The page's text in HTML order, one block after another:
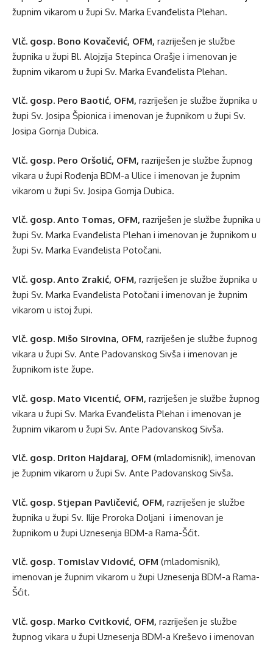
župnim vikarom u župi Sv. Marka Evanđelista Plehan.
Vlč. gosp. Bono Kovačević, OFM, razriješen je službe
župnika u župi Bl. Alojzija Stepinca Orašje i imenovan je
župnim vikarom u župi Sv. Marka Evanđelista Plehan.
Vlč. gosp. Pero Baotić, OFM, razriješen je službe župnika u
župi Sv. Josipa Špionica i imenovan je župnikom u župi Sv.
Josipa Gornja Dubica.
Vlč. gosp. Pero Oršolić, OFM, razriješen je službe župnog
vikara u župi Rođenja BDM-a Ulice i imenovan je župnim
vikarom u župi Sv. Josipa Gornja Dubica.
Vlč. gosp. Anto Tomas, OFM, razriješen je službe župnika u
župi Sv. Marka Evanđelista Plehan i imenovan je župnikom u
župi Sv. Marka Evanđelista Potočani.
Vlč. gosp. Anto Zrakić, OFM, razriješen je službe župnika u
župi Sv. Marka Evanđelista Potočani i imenovan je župnim
vikarom u istoj župi.
Vlč. gosp. Mišo Sirovina, OFM, razriješen je službe župnog
vikara u župi Sv. Ante Padovanskog Sivša i imenovan je
župnikom iste župe.
Vlč. gosp. Mato Vicentić, OFM, razriješen je službe župnog
vikara u župi Sv. Marka Evanđelista Plehan i imenovan je
župnim vikarom u župi Sv. Ante Padovanskog Sivša.
Vlč. gosp. Driton Hajdaraj, OFM (mladomisnik), imenovan
je župnim vikarom u župi Sv. Ante Padovanskog Sivša.
Vlč. gosp. Stjepan Pavličević, OFM, razriješen je službe
župnika u župi Sv. Ilije Proroka Doljani i imenovan je
župnikom u župi Uznesenja BDM-a Rama-Šćit.
Vlč. gosp. Tomislav Vidović, OFM (mladomisnik),
imenovan je župnim vikarom u župi Uznesenja BDM-a Rama-
Šćit.
Vlč. gosp. Marko Cvitković, OFM, razriješen je službe
župnog vikara u župi Uznesenja BDM-a Kreševo i imenovan